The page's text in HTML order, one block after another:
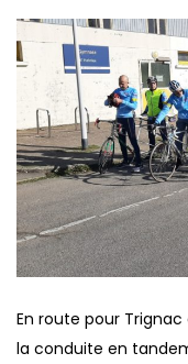
En route pour
la conduite en